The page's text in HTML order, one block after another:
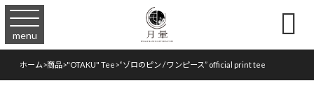
menu 
ホーム>商品>"OTAKU" Tee>“ゾロのピン / ワンピース” official print tee